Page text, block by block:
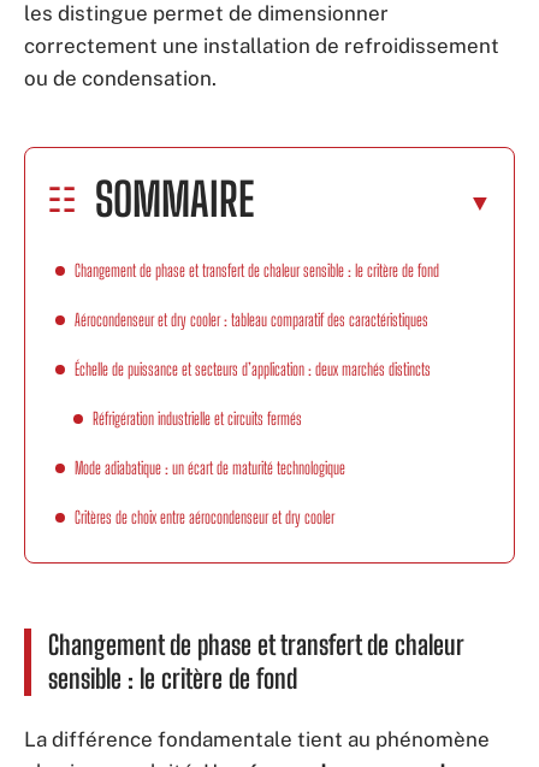
les distingue permet de dimensionner
correctement une installation de refroidissement
ou de condensation.
SOMMAIRE
Changement de phase et transfert de chaleur sensible : le critère de fond
Aérocondenseur et dry cooler : tableau comparatif des caractéristiques
Échelle de puissance et secteurs d’application : deux marchés distincts
Réfrigération industrielle et circuits fermés
Mode adiabatique : un écart de maturité technologique
Critères de choix entre aérocondenseur et dry cooler
Changement de phase et transfert de chaleur
sensible : le critère de fond
La différence fondamentale tient au phénomène